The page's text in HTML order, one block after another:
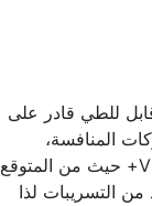
للطي قادر على
المنافسة،
وتقول الشركة أن الهاتف يأتي بإسم Vivo X Fold+ حيث من المتوقع
من التسريبات لذا